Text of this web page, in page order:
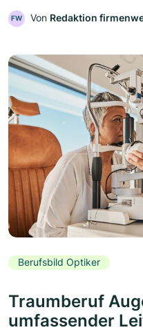
FW Von Redaktion
Berufsbild Optiker
Traumberuf
umfassender